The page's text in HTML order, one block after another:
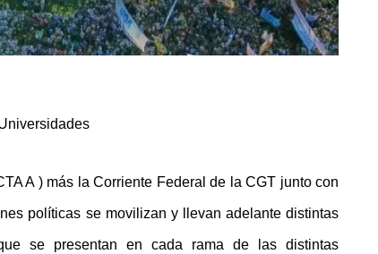
A ) más la Corriente Federal de la CGT junto con
políticas se movilizan y llevan adelante distintas
se presentan en cada rama de las distintas